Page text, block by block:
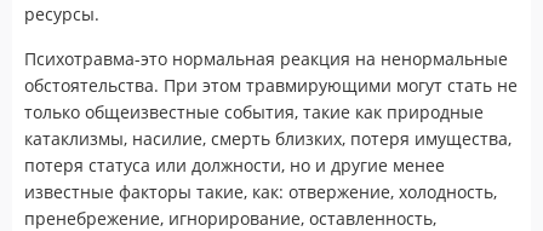
ресурсы.
Психотравма-это нормальная реакция на ненормальные
обстоятельства. При этом травмирующими могут стать не
только общеизвестные события, такие как природные
катаклизмы, насилие, смерть близких, потеря имущества,
потеря статуса или должности, но и другие менее
известные факторы такие, как: отвержение, холодность,
пренебрежение, игнорирование, оставленность,